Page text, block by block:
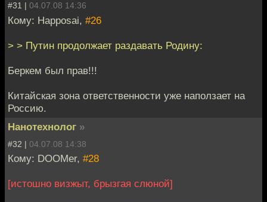
#31 | 04.07.08 14:36
Кому: Happosai, #26
> > Путин продолжает раздавать Родину:
Беркем был прав!!!
Китайская зона ответственности уже наползает на
Россию.
Нанотехнолог »
#32 | 04.07.08 14:38
Кому: DOOMer, #28
[истошно визжыт, брызгая слюной]